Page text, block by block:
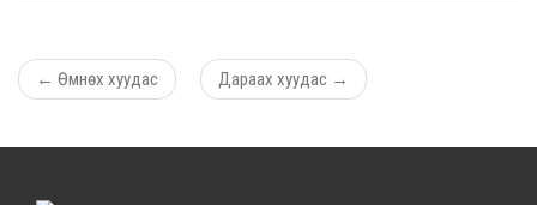
← Өмнөх хуудас Дараах хуудас →